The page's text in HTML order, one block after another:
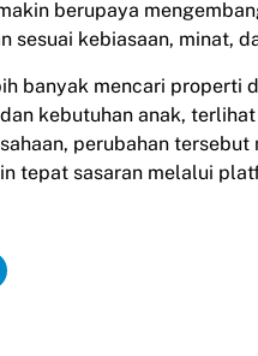
berupaya
sesuai kebiasaan, minat,
banyak mencari properti
kebutuhan anak,
perubahan
tepat sasaran melalui